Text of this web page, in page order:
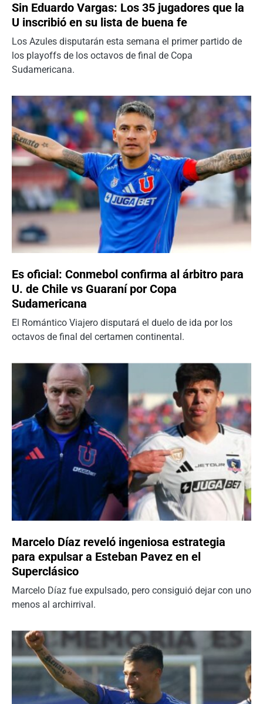
Sin Eduardo Vargas: Los 35 jugadores que la
U inscribió en su lista de buena fe
Los Azules disputarán esta semana el primer partido de
los playoffs de los octavos de final de Copa
Sudamericana.
Es oficial: Conmebol confirma al árbitro para
U. de Chile vs Guaraní por Copa
Sudamericana
El Romántico Viajero disputará el duelo de ida por los
octavos de final del certamen continental.
Marcelo Díaz reveló ingeniosa estrategia
para expulsar a Esteban Pavez en el
Superclásico
Marcelo Díaz fue expulsado, pero consiguió dejar con uno
menos al archirrival.